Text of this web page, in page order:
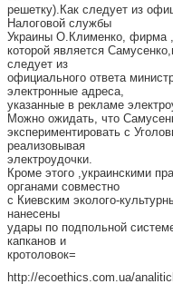
решетку).Как следует из
Налоговой службы
Украины О.Клименко, фирма
которой является
следует из
официального ответа
электронные адреса,
указанные в рекламе
Можно ожидать, что
экспериментировать с
реализовывая
электроудочки.
Кроме этого ,украинскими
органами совместно
с Киевским эколого-
нанесены
удары по подпольной
капканов и
кротоловок=
http://ecoethics.com.ua/